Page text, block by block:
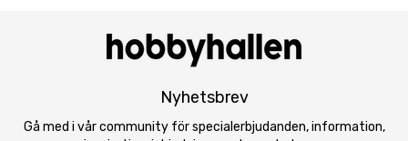
Nyhetsbrev
Gå med i vår community för specialerbjudanden, information,